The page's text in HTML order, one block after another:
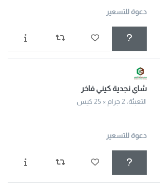
دعوة للتسعير
شاي نجدية كيني فاخر
التعبئة: 2 جرام × 25 كيس
دعوة للتسعير